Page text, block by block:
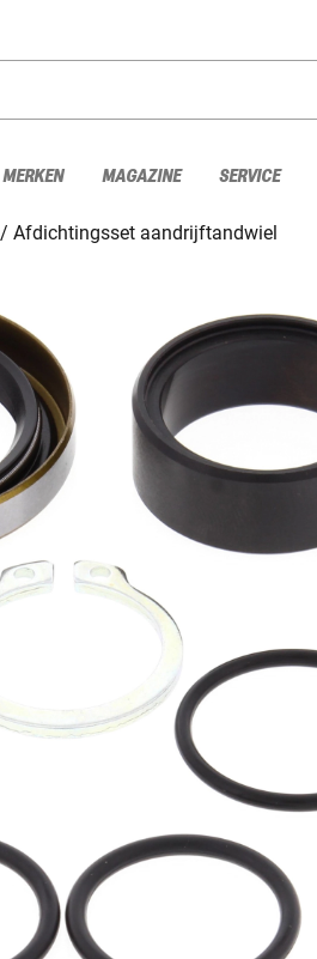
MERKEN MAGAZINE SERVICE
Afdichtingsset aandrijftandwiel